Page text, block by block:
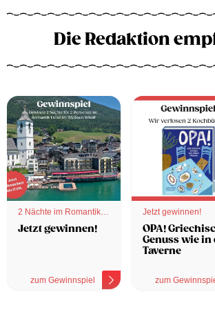
Die Redaktion
2 Nächte im Romantik
Hotel
Jetzt gewinnen!
zum Gewinnspiel
Jetzt gewinnen!
OPA!
Genuss wie in
Taverne
zum